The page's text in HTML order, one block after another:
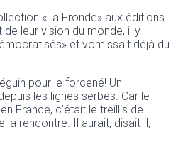
«La Fronde» aux éditions
de leur vision du monde, il y
et vomissait déjà du
pour le forcené! Un
les lignes serbes. Car le
France, c’était le treillis de
rencontre. Il aurait, disait-il,